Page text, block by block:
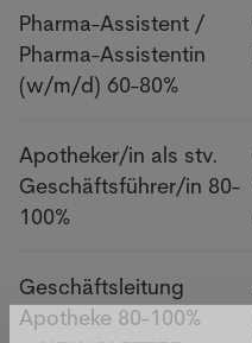
Pharma-Assistent /
Pharma-Assistentin
(w/m/d) 60-80%
Apotheker/in als stv.
Geschäftsführer/in 80-
100%
Geschäftsleitung
Apotheke 80-100%